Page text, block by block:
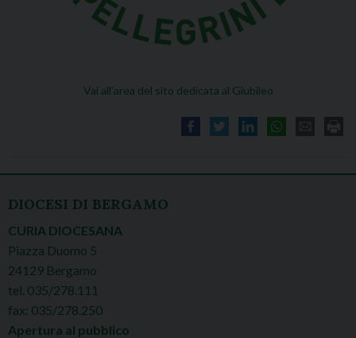
Vai all’area del sito dedicata al Giubileo
DIOCESI DI BERGAMO
CURIA DIOCESANA
Piazza Duomo 5
24129 Bergamo
tel. 035/278.111
fax: 035/278.250
Apertura al pubblico